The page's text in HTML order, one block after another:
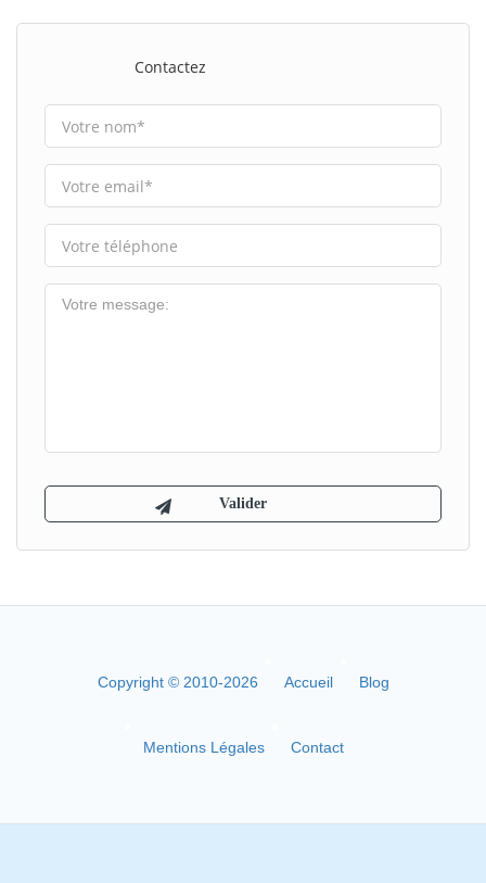
Contactez
Copyright © 2010-2026 Accueil Blog
Mentions Légales Contact